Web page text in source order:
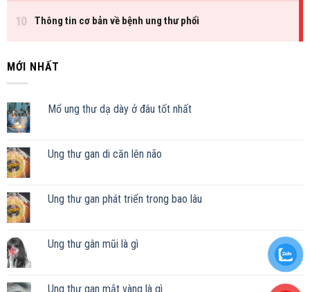
MỚI NHẤT
Mổ ung thư dạ dày ở đâu tốt nhất
Ung thư gan di căn lên não
Ung thư gan phát triển trong bao lâu
Ung thư gân mũi là gì
Ung thư gan mắt vàng là gì